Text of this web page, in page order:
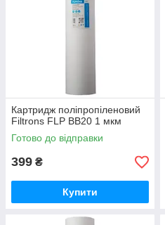
Картридж поліпропіленовий
Filtrons FLP BB20 1 мкм
Готово до відправки
399 ₴
Купити